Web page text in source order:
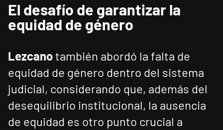
El desafío de garantizar la
equidad de género
Lezcanotambién abordó la falta de
equidad de género dentro del sistema
judicial, considerando que, además del
desequilibrio institucional, la ausencia
de equidad es otro punto crucial a